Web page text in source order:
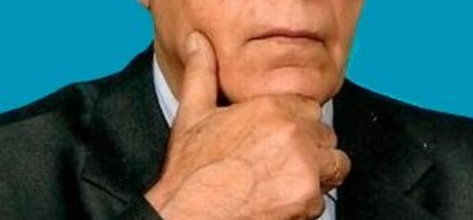
Xocalı, Ağdərə və Cəbrayılın
kəndlərinə köç karvanı yola